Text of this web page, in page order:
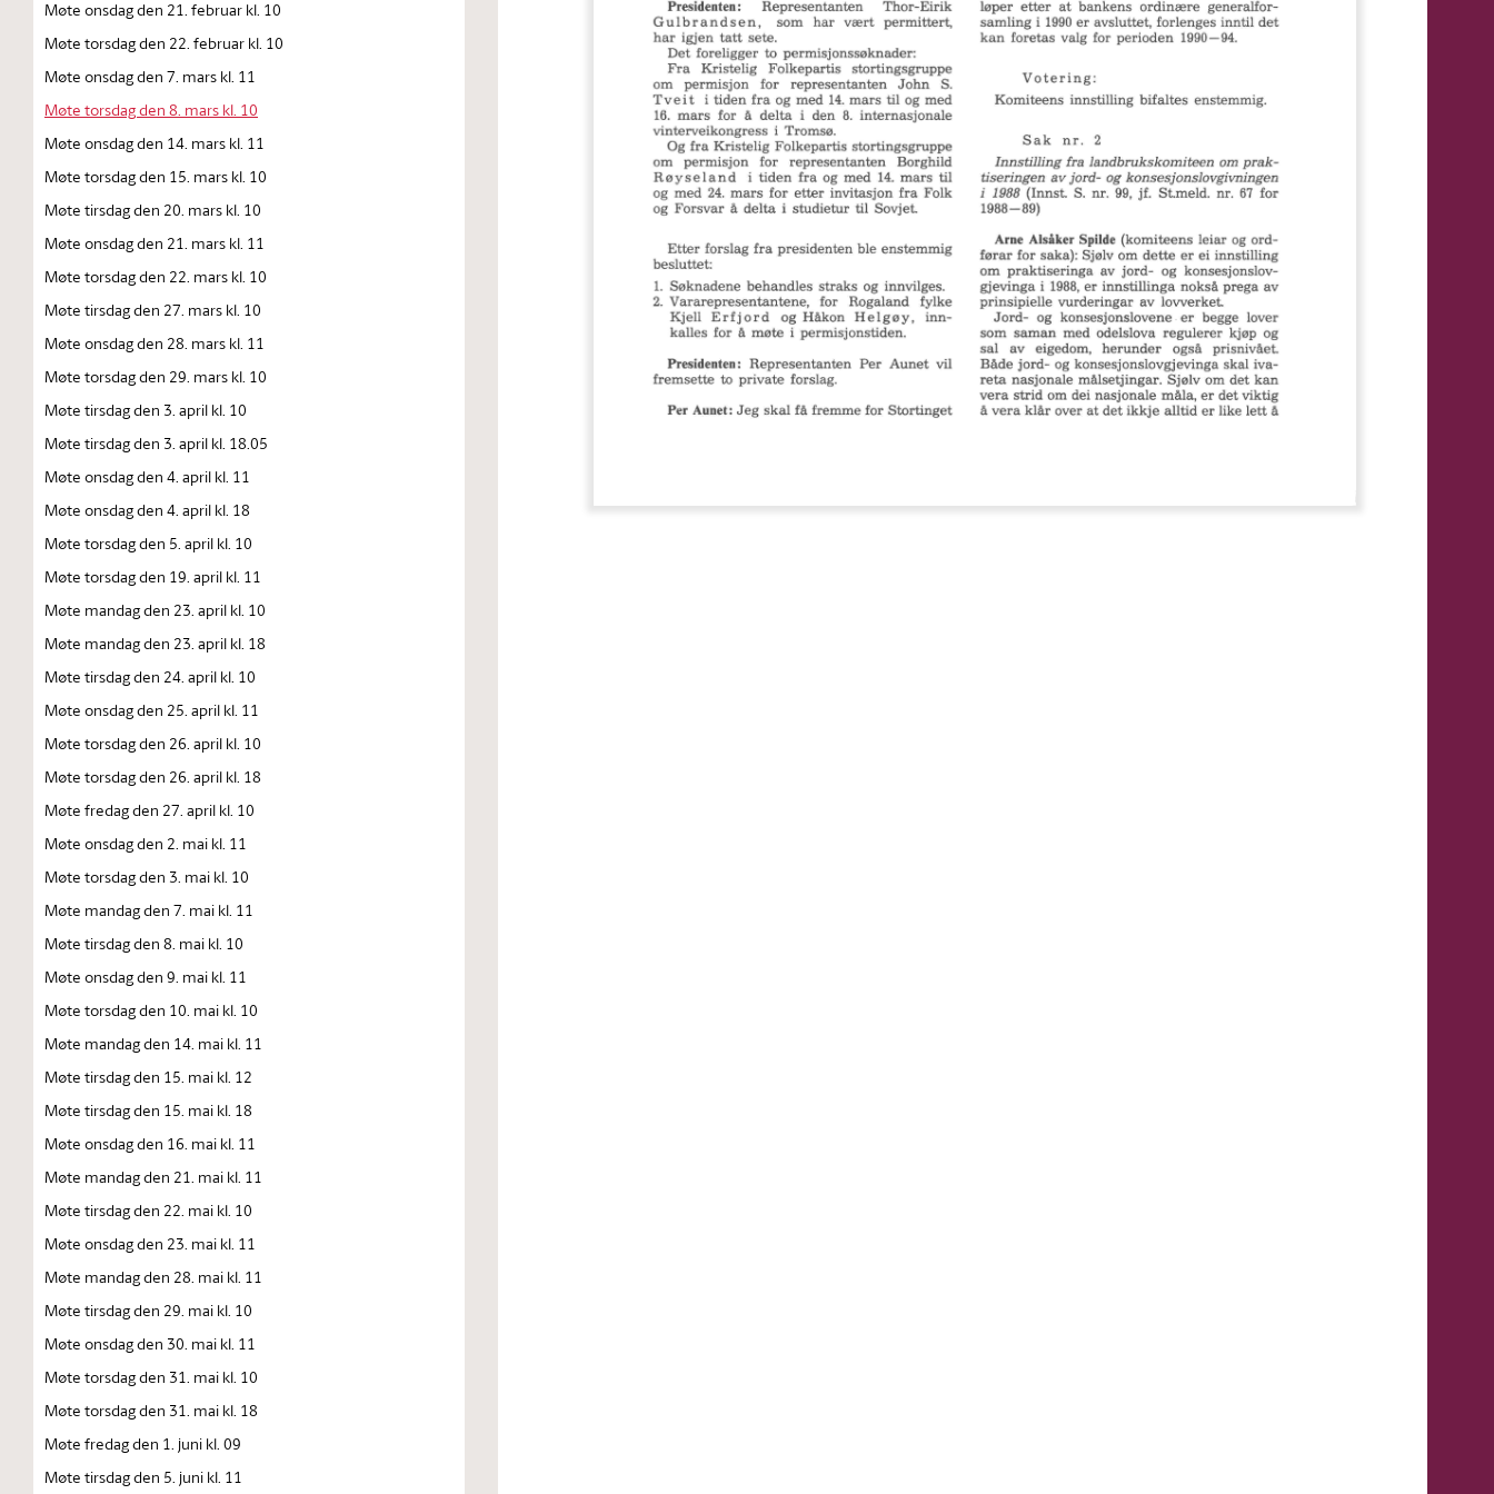
Møte onsdag den 21. februar kl. 10
Møte torsdag den 22. februar kl. 10
Møte onsdag den 7. mars kl. 11
Møte torsdag den 8. mars kl. 10
Møte onsdag den 14. mars kl. 11
Møte torsdag den 15. mars kl. 10
Møte tirsdag den 20. mars kl. 10
Møte onsdag den 21. mars kl. 11
Møte torsdag den 22. mars kl. 10
Møte tirsdag den 27. mars kl. 10
Møte onsdag den 28. mars kl. 11
Møte torsdag den 29. mars kl. 10
Møte tirsdag den 3. april kl. 10
Møte tirsdag den 3. april kl. 18.05
Møte onsdag den 4. april kl. 11
Møte onsdag den 4. april kl. 18
Møte torsdag den 5. april kl. 10
Møte torsdag den 19. april kl. 11
Møte mandag den 23. april kl. 10
Møte mandag den 23. april kl. 18
Møte tirsdag den 24. april kl. 10
Møte onsdag den 25. april kl. 11
Møte torsdag den 26. april kl. 10
Møte torsdag den 26. april kl. 18
Møte fredag den 27. april kl. 10
Møte onsdag den 2. mai kl. 11
Møte torsdag den 3. mai kl. 10
Møte mandag den 7. mai kl. 11
Møte tirsdag den 8. mai kl. 10
Møte onsdag den 9. mai kl. 11
Møte torsdag den 10. mai kl. 10
Møte mandag den 14. mai kl. 11
Møte tirsdag den 15. mai kl. 12
Møte tirsdag den 15. mai kl. 18
Møte onsdag den 16. mai kl. 11
Møte mandag den 21. mai kl. 11
Møte tirsdag den 22. mai kl. 10
Møte onsdag den 23. mai kl. 11
Møte mandag den 28. mai kl. 11
Møte tirsdag den 29. mai kl. 10
Møte onsdag den 30. mai kl. 11
Møte torsdag den 31. mai kl. 10
Møte torsdag den 31. mai kl. 18
Møte fredag den 1. juni kl. 09
Møte tirsdag den 5. juni kl. 11